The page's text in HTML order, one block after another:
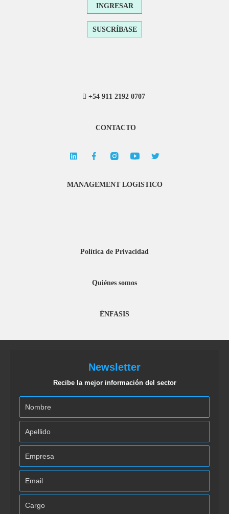
INGRESAR
SUSCRÍBASE
+54 911 2192 0707
CONTACTO
MANAGEMENT LOGISTICO
Política de Privacidad
Quiénes somos
ÉNFASIS
Newsletter
Recibe la mejor información del sector